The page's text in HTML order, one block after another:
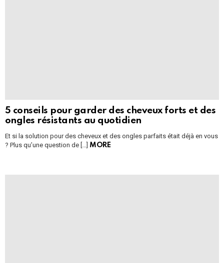
5 conseils pour garder des cheveux forts et des
ongles résistants au quotidien
Et si la solution pour des cheveux et des ongles parfaits était déjà en vous
? Plus qu’une question de […]
MORE